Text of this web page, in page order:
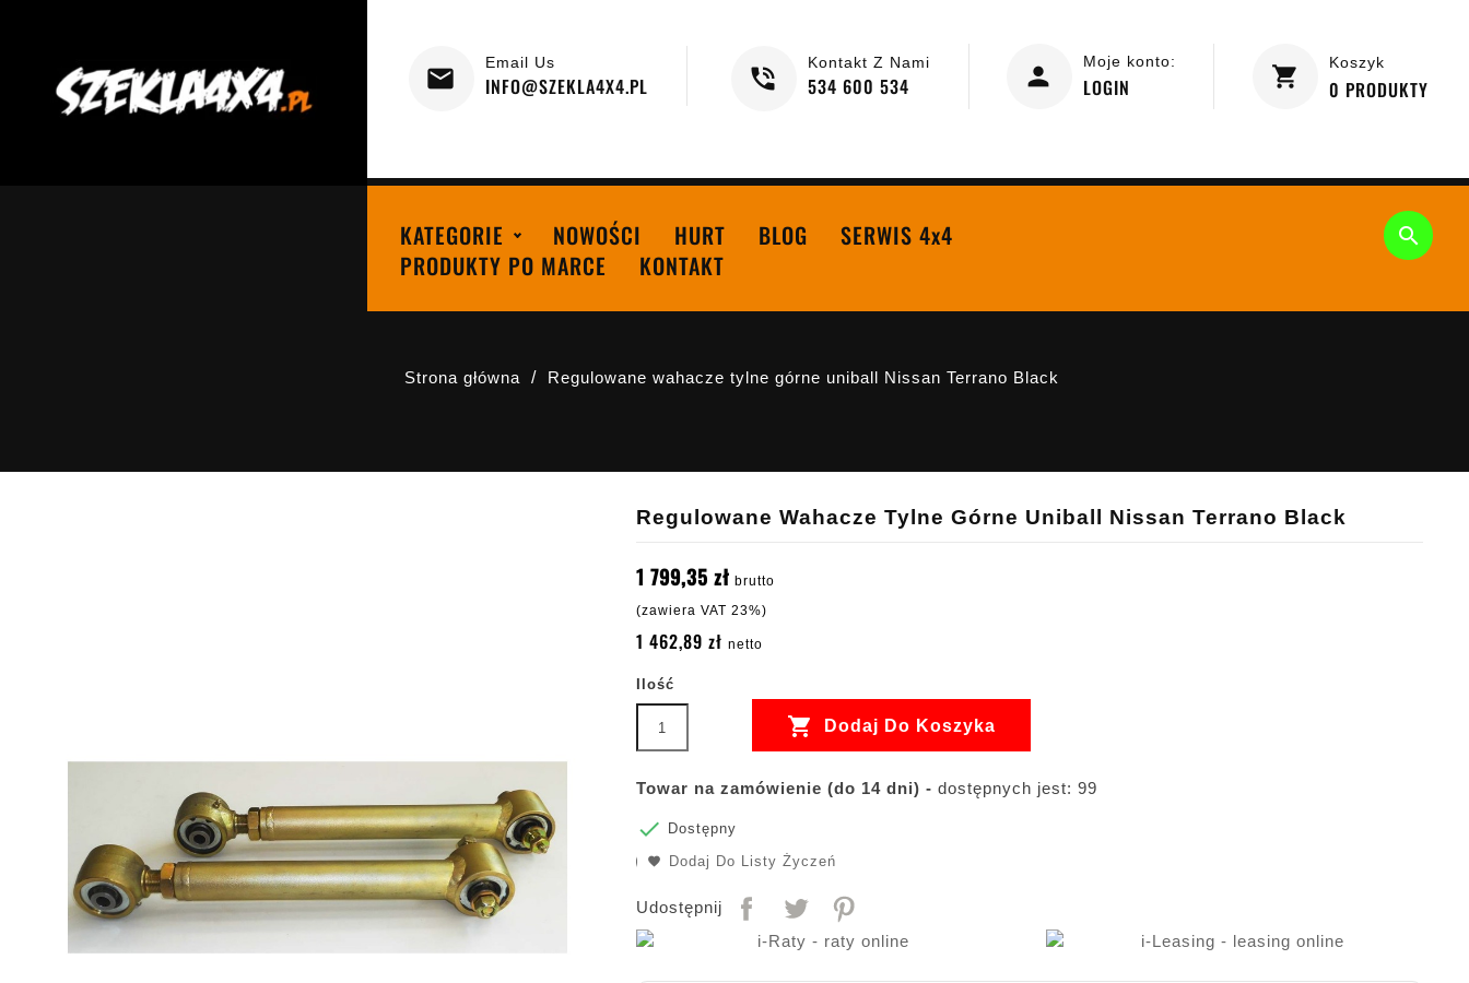
Koszyk
0 PRODUKTY
Moje konto:
LOGIN
Kontakt Z Nami
534 600 534
Email Us
INFO@SZEKLA4X4.PL
KATEGORIE NOWOŚCI HURT BLOG
SERWIS 4x4
PRODUKTY PO MARCE
KONTAKT

Strona główna Regulowane wahacze tylne górne uniball Nissan Terrano Black
Regulowane Wahacze Tylne Górne Uniball Nissan Terrano Black
1 799,35 zł brutto
(zawiera VAT 23%)
1 462,89 zł netto
Ilość
 Dodaj Do Koszyka
Towar na zamówienie (do 14 dni) - dostępnych jest: 99

Dostępny
Dodaj Do Listy Życzeń
Udostępnij